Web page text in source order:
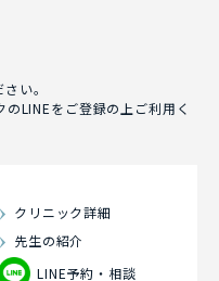
い。
LINEをご登録の上ご利用く
クリニック詳細
先生の紹介
LINE予約・相談